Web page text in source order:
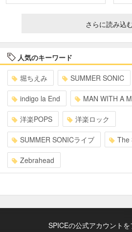
さらに読み込
人気のキーワード
堀ちえみ SUMMER SONIC
indigo la End MAN WITH A
洋楽POPS 洋楽ロック
SUMMER SONICライブ The
Zebrahead
SPICEの公式アカウント